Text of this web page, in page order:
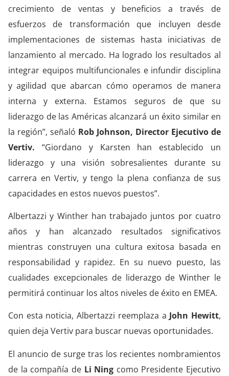
crecimiento de ventas y beneficios a través de
esfuerzos de transformación que incluyen desde
implementaciones de sistemas hasta iniciativas de
lanzamiento al mercado. Ha logrado los resultados al
integrar equipos multifuncionales e infundir disciplina
y agilidad que abarcan cómo operamos de manera
interna y externa. Estamos seguros de que su
liderazgo de las Américas alcanzará un éxito similar en
la región”, señaló Rob Johnson, Director Ejecutivo de
Vertiv. “Giordano y Karsten han establecido un
liderazgo y una visión sobresalientes durante su
carrera en Vertiv, y tengo la plena confianza de sus
capacidades en estos nuevos puestos”.
Albertazzi y Winther han trabajado juntos por cuatro
años y han alcanzado resultados significativos
mientras construyen una cultura exitosa basada en
responsabilidad y rapidez. En su nuevo puesto, las
cualidades excepcionales de liderazgo de Winther le
permitirá continuar los altos niveles de éxito en EMEA.
Con esta noticia, Albertazzi reemplaza a John Hewitt,
quien deja Vertiv para buscar nuevas oportunidades.
El anuncio de surge tras los recientes nombramientos
de la compañía deLi Ning como Presidente Ejecutivo